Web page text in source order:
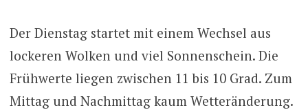
Der Dienstag startet mit einem Wechsel aus
lockeren Wolken und viel Sonnenschein. Die
Frühwerte liegen zwischen 11 bis 10 Grad. Zum
Mittag und Nachmittag kaum Wetteränderung.